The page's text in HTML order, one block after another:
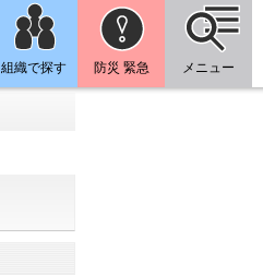
組織で探す 防災 緊急 メニュー